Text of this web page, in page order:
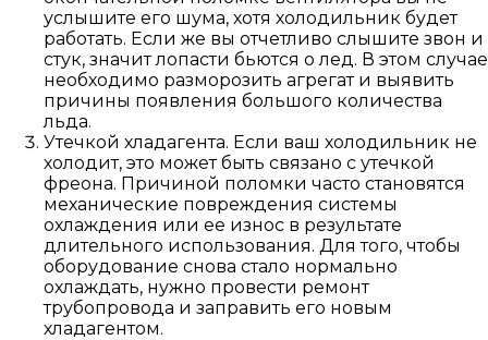
услышите его шума, хотя холодильник будет
работать. Если же вы отчетливо слышите звон и
стук, значит лопасти бьются о лед. В этом случае
необходимо разморозить агрегат и выявить
причины появления большого количества
льда.
Утечкой хладагента. Если ваш холодильник не
холодит, это может быть связано с утечкой
фреона. Причиной поломки часто становятся
механические повреждения системы
охлаждения или ее износ в результате
длительного использования. Для того, чтобы
оборудование снова стало нормально
охлаждать, нужно провести ремонт
трубопровода и заправить его новым
хладагентом.